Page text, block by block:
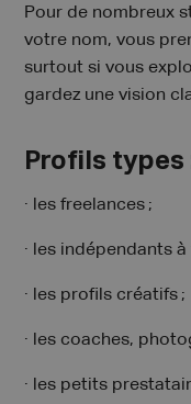
Pour de nombreux
votre nom, vous
surtout si vous
gardez une vision
Profils types
· les freelances ;
· les indépendants
· les profils créatifs ;
· les coaches,
· les petits